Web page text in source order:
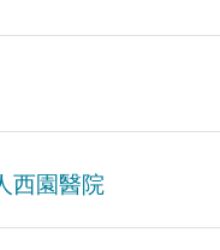
西園醫院